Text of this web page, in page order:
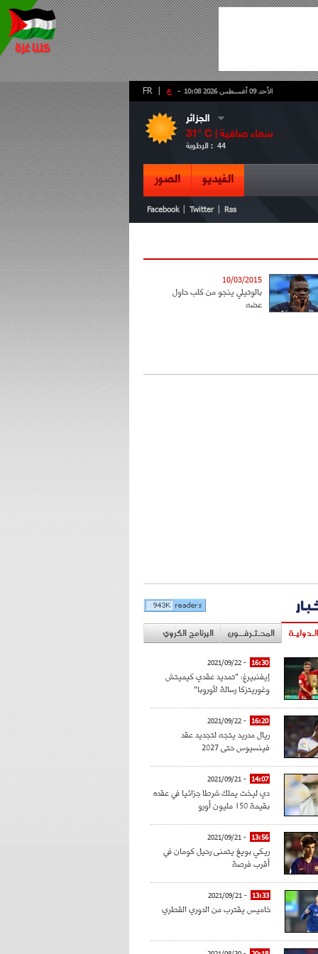
- ع FR الأحد 09 أغسطس 2026 10:08
الجزائر
31° C | سماء صافية
الرطوبة : 44
الفيديو الصور
Facebook Twitter Rss
10/03/2015
بالوتيلي ينجو من كلب حاول
عضه
المحـتـرفــون البرنامج الكروي
16:30
- 2021/09/22
إيفنبيرغ: "تمديد عقدي كيميتش
وغوريتزكا رسالة لأوروبا"
16:20
- 2021/09/22
ريال مدريد يتجه لتجديد عقد
فينسيوس حتى 2027
14:07
- 2021/09/21
دي ليخت يملك شرطا جزائيا في عقده
بقيمة 150 مليون أورو
13:56
- 2021/09/21
ريكي بويغ يتمنى رحيل كومان في
أقرب فرصة
13:33
- 2021/09/21
خاميس يقترب من الدوري القطري